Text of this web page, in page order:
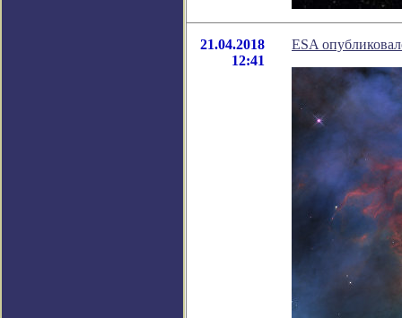
21.04.2018
12:41
ESA